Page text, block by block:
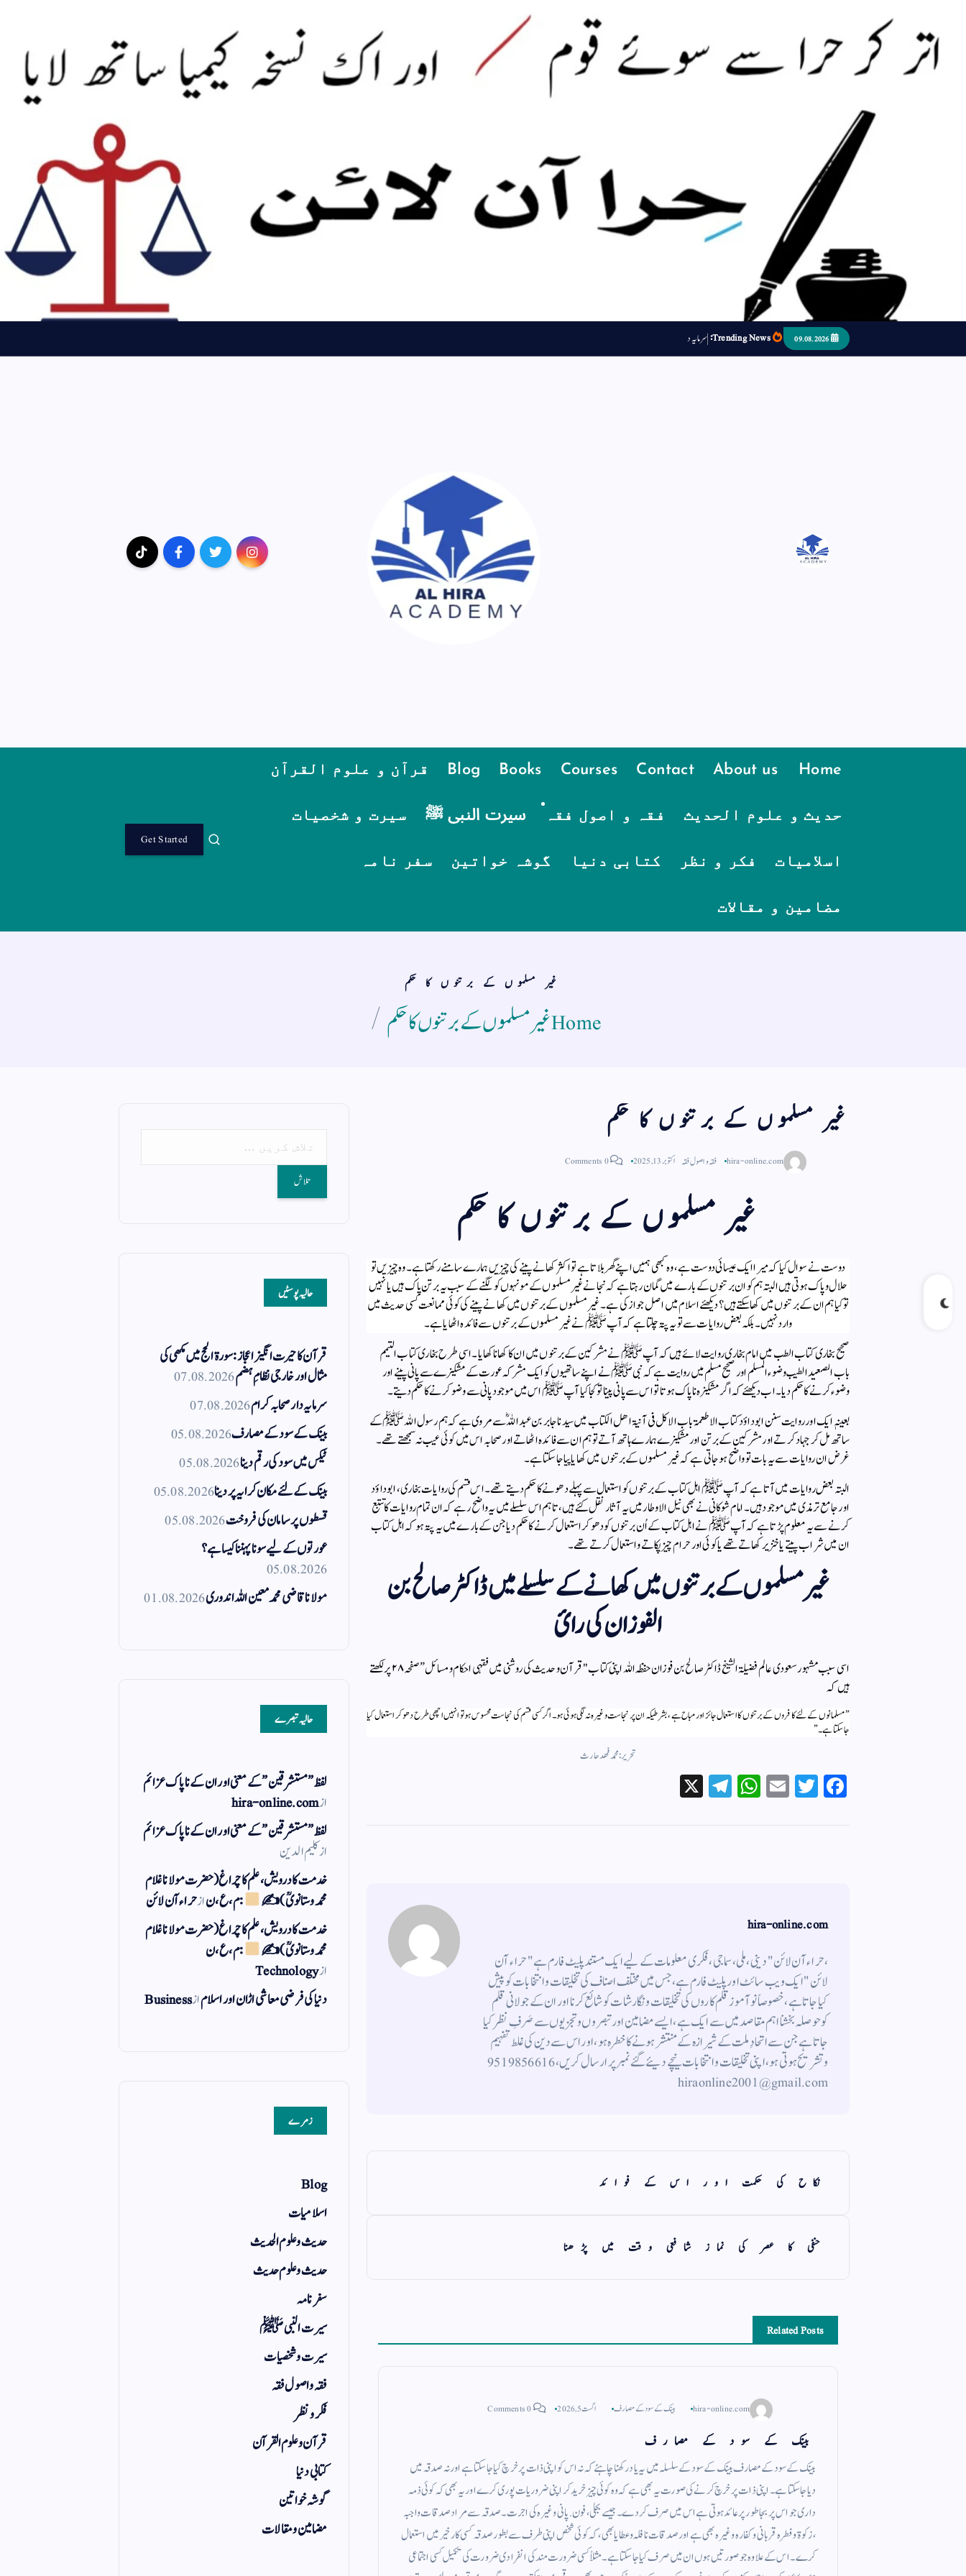
Trending News: سمیدا
اتر کر حرا سے سوئے قوم آیا - اور اک نسخہ کیمیا ساتھ لایا
Home
About us
Contact
Courses
Books
Blog قرآن و علوم القرآن
حدیث و علوم الحدیث فقہ و اصول فقہ سیرت النبی ﷺ سیرت و شخصیات
اسلامیات فکر و نظر کتابی دنیا گوشہ خواتین سفر نامہ
مضامین و مقالات
Get Started
غیر مسلموں کے برتنوں کا حکم
Homeغیر مسلموں کے برتنوں کا حکم
غیر مسلموں کے برتنوں کا حکم
hira-online.com فقہ و اصول فقہ اکتوبر 13, 2025 0 Comments
غیر مسلموں کے برتنوں کا حکم
دوست نے سوال کیا کہ میرا ایک عیسائی دوست ہے، وہ کبھی ہمیں اپنے گھر بلاتا ہے تو اکثر کھانے پینے کی چیزیں ہمارے سامنے رکھتا ہے۔ وہ چیزیں تو
حلال و پاک ہوتی ہیں البتہ ہم کو ان برتنوں کے بارے میں گمان رہتا ہے کہ نجانے غیر مسلموں کے مونہوں کو لگنے کے سبب یہ برتن پاک ہیں یا نہیں
تو کیا ہم ان کے برتنوں میں کھاسکتے ہیں؟ دیکھئے اسلام میں اصل جواز کی ہے۔ غیر مسلموں کے برتنوں میں کھانے پینے کی کوئی ممانعت کسی حدیث میں
وارد نہیں۔ بلکہ بعض روایات سے تو یہ پتہ چلتا ہے کہ آپﷺ نے غیر مسلموں کے برتنوں سے فائدہ اٹھایا ہے۔
صحیح بخاری کتاب الطب میں امام بخاری روایت لائے ہیں کہ آپﷺ نے مشرکین کے برتنوں میں ان کا کھانا کھایا۔ اسی طرح بخاری کتاب التیمم
باب الصعید الطیب وضوء المسلم اور صحیح مسلم میں روایت ہے کہ نبیﷺ نے اپنے ساتھیوں کو ایک مشرکہ عورت کے مشکیزے سے پانی پینے اور
وضوء کرنے کا حکم دیا۔اب دیکھئے کہ اگر مشکیزہ ناپاک ہوتا تو اس سے پانی پینا تو کجا کیا آپﷺ اس میں موجود پانی سے وضو کرنے کا حکم دیتے۔
بعینہٖ ایک اور روایت سنن ابو داؤد کتاب الاطعمۃ باب الاکل فی آنیۃ اھل الکتاب میں سیدنا جابر بن عبداللہؓ سے مروی ہے کہ ہم رسول اللہﷺ کے
ساتھ مل کر جہاد کرتے اور مشرکین کے برتن اور مشکیزے ہمارے ہاتھ آتے تو ہم ان سے فائدہ اٹھاتے اور صحابہ اس میں کوئی عیب نہ سمجھتے تھے۔
غرض ان روایات سے یہ بات تو واضح ہوجاتی ہے کہ غیر مسلموں کے برتنوں میں کھایا پیا جاسکتا ہے۔
البتہ بعض روایات میں آتا ہے کہ آپﷺ اہل کتاب کے برتنوں کو استعمال سے پہلے دھونے کا حکم دیتے تھے۔ اس قسم کی روایات بخاری ، ابو داؤد
اور جامع ترمذی میں موجود ہیں۔ امام شوکانی نے بھی نیل الاوطار میں یہ آثار نقل کئے ہیں، تاہم اس سلسلے میں یہ واضح رہے کہ ان تمام روایات کا تتبع
کرنے سے یہ معلوم پڑتا ہے کہ آپﷺ نے اہل کتاب کے اُن برتنوں کو دھو کر استعمال کرنے کا حکم دیا جن کے بارے میں یہ پتہ ہو کہ اہل کتاب
ان میں شراب پیتے یا خنزیر کھاتے تھے یا کوئی اور حرام چیز پکاتے و استعمال کرتے تھے۔
غیر مسلموں کے برتنوں میں کھانے کے سلسلے میں ڈاکٹر صالح بن
الفوزان کی رائ
اسی سبب مشہور سعودی عالم فضیلۃ الشیخ ڈاکٹر صالح بن فوزان حفظہ اللہ اپنی کتاب "قرآن و حدیث کی روشنی میں فقہی احکام و مسائل” صفحہ ۲۸ پر لکھتے
ہیں کہ
” مسلمانوں کے لئے کافروں کے برتنوں کا استعمال جائز اور مباح ہے، بشرطیکہ ان پر نجاست وغیرہ نہ لگی ہوئی ہو۔ اگر کسی قسم کی نجاست محسوس ہو تو انہیں اچھی طرح دھو کر استعمال کیا
جاسکتا ہے۔”
تحریر: محمد فھد حارث
Fa
ce
T
wi
E
m
W
ha
Te
le
hira-online.com
،حراء آن لائن" دینی ، ملی ، سماجی ، فکری معلومات کے لیے ایک مستند پلیٹ فارم ہے " حراء آن
لائن " ایک ویب سائٹ اور پلیٹ فارم ہے ، جس میں مختلف اصناف کی تخلیقات و انتخابات کو پیش
کیا جاتا ہے ، خصوصاً نوآموز قلم کاروں کی تخلیقات و نگارشات کو شائع کرنا اور ان کے جولانی قلم
کوحوصلہ بخشنا اہم مقاصد میں سے ایک ہے ، ایسے مضامین اورتبصروں وتجزیوں سے صَرفِ نظر کیا
جاتاہے جن سے اتحادِ ملت کے شیرازہ کے منتشر ہونے کاخطرہ ہو ، اور اس سے دین کی غلط تفہیم
وتشریح ہوتی ہو، اپنی تخلیقات و انتخابات نیچے دیئے گئے نمبر پر ارسال کریں ، 9519856616
hiraonline2001@gmail.com
نکاح کی حکمت اور اس کے فوائد
حنفی کا عصر کی نماز شافعی وقت میں پڑھنا
Related Posts
hira-online.com بینک کے سود کے مصارف اگست 5, 2026
بینک کے سود کے مصارف
بینک کے سود کے مصارف بینک کے سود کے سلسلہ میں یہ یاد رکھنا چاہئے کہ نہ اس کو اپنی ذات پر خرچ کیا جاسکتا ہے اور نہ صدقہ میں
دیا جا سکتا ہے ۔ اپنی ذات پر خرچ کرنے کی صورت یہ بھی ہے کہ وہ کوئی چیز خرید کر اپنی ضروریات پوری کرے اور یہ بھی کہ کوئی ذمہ
داری جو اس پر بجا طور پر عائد ہوتی ہے اس میں صرف کر دے ۔ جیسے بجلی ، فون . پانی وغیرہ کی اجرت ۔ صدقہ سے مراد صدقات واجبہ
، زکوة و فطرہ قربانی و کفارہ وغیرہ بھی ہے اور صدقات نافلہ و عطایا بھی ، کہ کوئی شخص اپنی طرف سے بطور صدقہ کسی کار خیر میں استعمال
کرے ۔ اس کے علاوہ جو صورتیں ہوں ان میں صرف کیا جاسکتا ہے ۔ مثلاً کسی ضرورت مند کی انفرادی ضرورت کی تکمیل کسی اجتماعی
حالیہ پوسٹیں
قرآن کا حیرت انگیز اعجاز: سورۃ الحج میں مکھی کی
مثال اور خارجی نظامِ ہضم07.08.2026
سرمایہ دار صحابہ کرام07.08.2026
بینک کے سود کے مصارف05.08.2026
ٹیکس میں سود کی رقم دینا05.08.2026
بینک کے لئے مکان کرایہ پر دینا05.08.2026
قسطوں پر سامان کی فروخت05.08.2026
عورتوں کے لیے سونا پہننا کیسا ہے؟
05.08.2026
مولانا قاضی محمد معین اللہ اندوری01.08.2026
حالیہ تبصرے
لفظ ” مستشرقین ” کے معنی اور ان کے نا پاک عزائم
ازhira-online.com
لفظ ” مستشرقین ” کے معنی اور ان کے نا پاک عزائم
ازکلیم الدین
خدمت کا درویش، علم کا چراغ(حضرت مولانا غلام
محمد وستانویؒ)✍
: م ، ع ، نازحراء آن لائن
خدمت کا درویش، علم کا چراغ(حضرت مولانا غلام
محمد وستانویؒ)✍
: م ، ع ، ن
ازTechnology
دنیا کی فرضی معاشی اڑان اور اسلامازBusiness
زمرے
Blog
اسلامیات
حدیث و علوم الحدیث
حدیث و علوم حدیث
سفر نامہ
سیرت النبی ﷺ
سیرت و شخصیات
فقہ و اصول فقہ
فکر و نظر
قرآن و علوم القرآن
کتابی دنیا
گوشہ خواتین
مضامین و مقالات